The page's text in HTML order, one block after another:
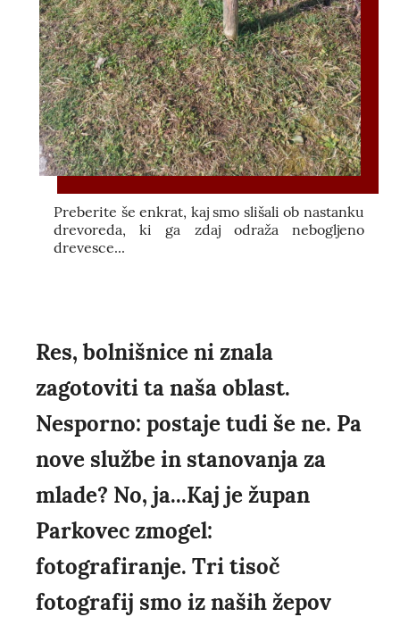
Preberite še enkrat, kaj smo slišali ob nastanku
drevoreda, ki ga zdaj odraža nebogljeno
drevesce...
Res, bolnišnice ni znala
zagotoviti ta naša oblast.
Nesporno: postaje tudi še ne. Pa
nove službe in stanovanja za
mlade? No, ja...Kaj je župan
Parkovec zmogel:
fotografiranje. Tri tisoč
fotografij smo iz naših žepov